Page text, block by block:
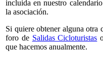
incluida en nuestro
la asociación.
Si quiere obtener alguna otra
foro de Salidas Cicloturistas
que hacemos anualmente.